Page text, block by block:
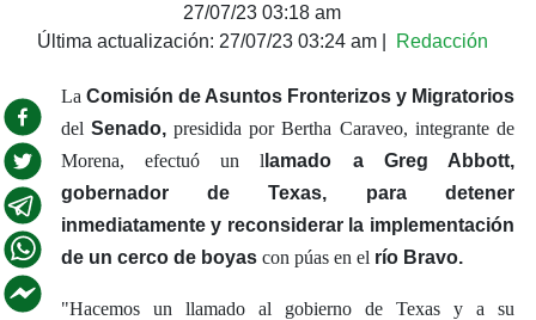
27/07/23 03:18 am
Última actualización: 27/07/23 03:24 am| Redacción
La Comisión de Asuntos Fronterizos y Migratorios
del Senado,presidida por Bertha Caraveo, integrante de
Morena, efectuó un l lamado a Greg Abbott,
gobernador de Texas, para detener
inmediatamente y reconsiderar la implementación
de un cerco de boyascon púas en el río Bravo.
"Hacemos un llamado al gobierno de Texas y a su